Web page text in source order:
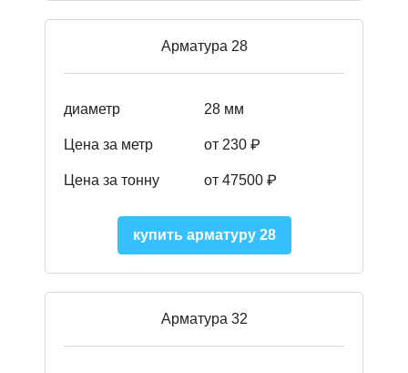
Арматура 28
диаметр 28 мм
Цена за метр от 230 ₽
Цена за тонну от 47500 ₽
купить арматуру 28
Арматура 32